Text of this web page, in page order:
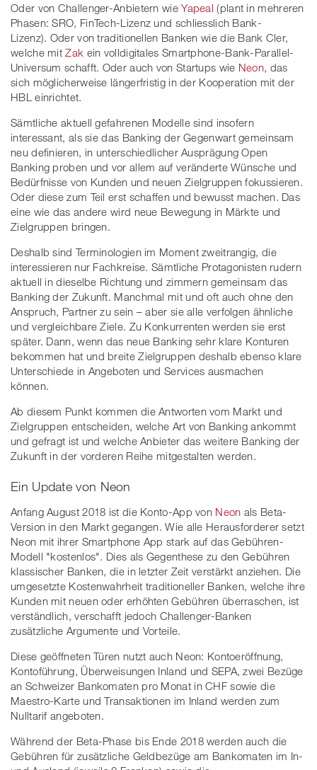
Oder von Challenger-Anbietern wieYapeal (plant in mehreren
Phasen: SRO, FinTech-Lizenz und schliesslich Bank-
Lizenz). Oder von traditionellen Banken wie die Bank Cler,
welche mitZak ein volldigitales Smartphone-Bank-Parallel-
Universum schafft. Oder auch von Startups wie Neon, das
sich möglicherweise längerfristig in der Kooperation mit der
HBL einrichtet.
Sämtliche aktuell gefahrenen Modelle sind insofern
interessant, als sie das Banking der Gegenwart gemeinsam
neu definieren, in unterschiedlicher Ausprägung Open
Banking proben und vor allem auf veränderte Wünsche und
Bedürfnisse von Kunden und neuen Zielgruppen fokussieren.
Oder diese zum Teil erst schaffen und bewusst machen. Das
eine wie das andere wird neue Bewegung in Märkte und
Zielgruppen bringen.
Deshalb sind Terminologien im Moment zweitrangig, die
interessieren nur Fachkreise. Sämtliche Protagonisten rudern
aktuell in dieselbe Richtung und zimmern gemeinsam das
Banking der Zukunft. Manchmal mit und oft auch ohne den
Anspruch, Partner zu sein – aber sie alle verfolgen ähnliche
und vergleichbare Ziele. Zu Konkurrenten werden sie erst
später. Dann, wenn das neue Banking sehr klare Konturen
bekommen hat und breite Zielgruppen deshalb ebenso klare
Unterschiede in Angeboten und Services ausmachen
können.
Ab diesem Punkt kommen die Antworten vom Markt und
Zielgruppen entscheiden, welche Art von Banking ankommt
und gefragt ist und welche Anbieter das weitere Banking der
Zukunft in der vorderen Reihe mitgestalten werden.
Ein Update von Neon
Anfang August 2018 ist die Konto-App von Neon als Beta-
Version in den Markt gegangen. Wie alle Herausforderer setzt
Neon mit ihrer Smartphone App stark auf das Gebühren-
Modell "kostenlos". Dies als Gegenthese zu den Gebühren
klassischer Banken, die in letzter Zeit verstärkt anziehen. Die
umgesetzte Kostenwahrheit traditioneller Banken, welche ihre
Kunden mit neuen oder erhöhten Gebühren überraschen, ist
verständlich, verschafft jedoch Challenger-Banken
zusätzliche Argumente und Vorteile.
Diese geöffneten Türen nutzt auch Neon: Kontoeröffnung,
Kontoführung, Überweisungen Inland und SEPA, zwei Bezüge
an Schweizer Bankomaten pro Monat in CHF sowie die
Maestro-Karte und Transaktionen im Inland werden zum
Nulltarif angeboten.
Während der Beta-Phase bis Ende 2018 werden auch die
Gebühren für zusätzliche Geldbezüge am Bankomaten im In-